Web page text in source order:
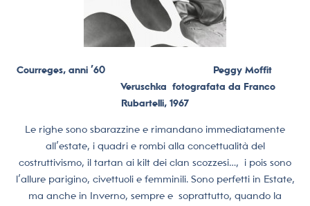
Courreges, anni ’60 Peggy Moffit
Veruschka fotografata da Franco
Rubartelli, 1967
Le righe sono sbarazzine e rimandano immediatamente
all’estate, i quadri e rombi alla concettualità del
costruttivismo, il tartan ai kilt dei clan scozzesi…, i pois sono
l’allure parigino, civettuoli e femminili. Sono perfetti in Estate,
ma anche in Inverno, sempre e soprattutto, quando la